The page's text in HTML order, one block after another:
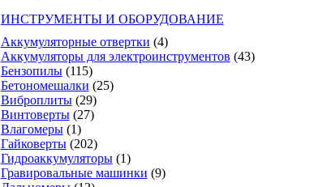
ИНСТРУМЕНТЫ И ОБОРУДОВАНИЕ
Аккумуляторные отвертки (4)
Аккумуляторы для электроинструментов (43)
Бензопилы (115)
Бетономешалки (25)
Виброплиты (29)
Винтоверты (27)
Влагомеры (1)
Гайковерты (202)
Гидроаккумуляторы (1)
Гравировальные машинки (9)